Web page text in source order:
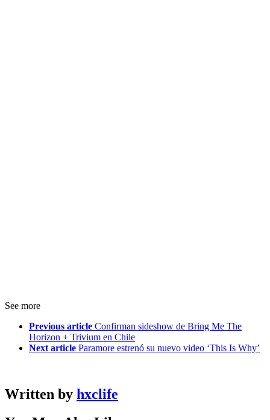
See more
Previous article Confirman sideshow de Bring Me The
Horizon + Trivium en Chile
Next article Paramore estrenó su nuevo video ‘This Is Why’
Written by hxclife